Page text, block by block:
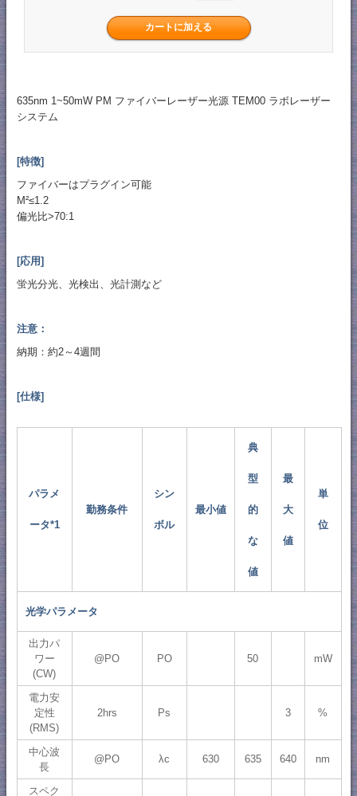
635nm 1~50mW PM ファイバーレーザー光源 TEM00 ラボレーザー
システム
[特徴]
ファイバーはプラグイン可能
M²≤1.2
偏光比>70:1
[応用]
蛍光分光、光検出、光計測など
注意：
納期：約2～4週間
[仕様]
パラメ
ータ*1
勤務条件
シン
ボル
最小値
典
型
的
な
値
最
大
値
単
位
光学パラメータ
出力パ
ワー
(CW)
@PO PO 50 mW
電力安
定性
(RMS)
2hrs Ps 3 %
中心波
長
@PO λc 630 635 640 nm
スペク